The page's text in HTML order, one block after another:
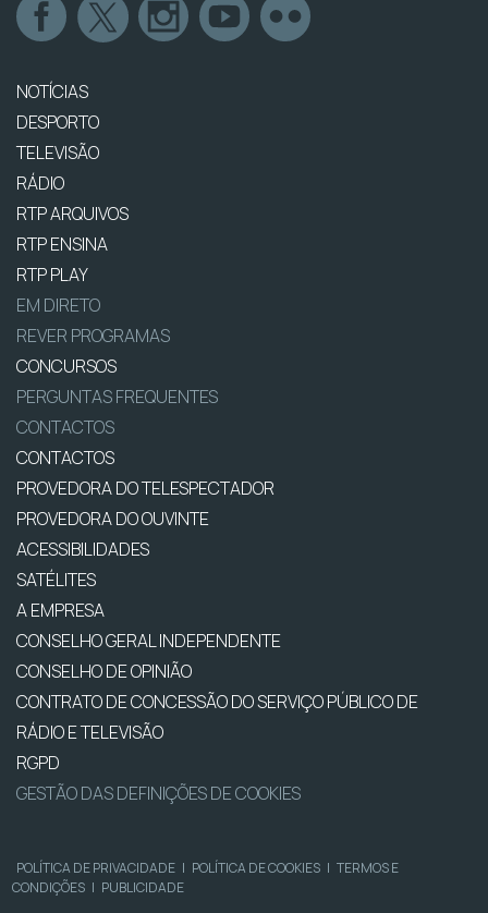
NOTÍCIAS
DESPORTO
TELEVISÃO
RÁDIO
RTP ARQUIVOS
RTP ENSINA
RTP PLAY
EM DIRETO
REVER PROGRAMAS
CONCURSOS
PERGUNTAS FREQUENTES
CONTACTOS
CONTACTOS
PROVEDORA DO TELESPECTADOR
PROVEDORA DO OUVINTE
ACESSIBILIDADES
SATÉLITES
A EMPRESA
CONSELHO GERAL INDEPENDENTE
CONSELHO DE OPINIÃO
CONTRATO DE CONCESSÃO DO SERVIÇO PÚBLICO DE
RÁDIO E TELEVISÃO
RGPD
GESTÃO DAS DEFINIÇÕES DE COOKIES
POLÍTICA DE PRIVACIDADE | POLÍTICA DE COOKIES | TERMOS E
CONDIÇÕES | PUBLICIDADE